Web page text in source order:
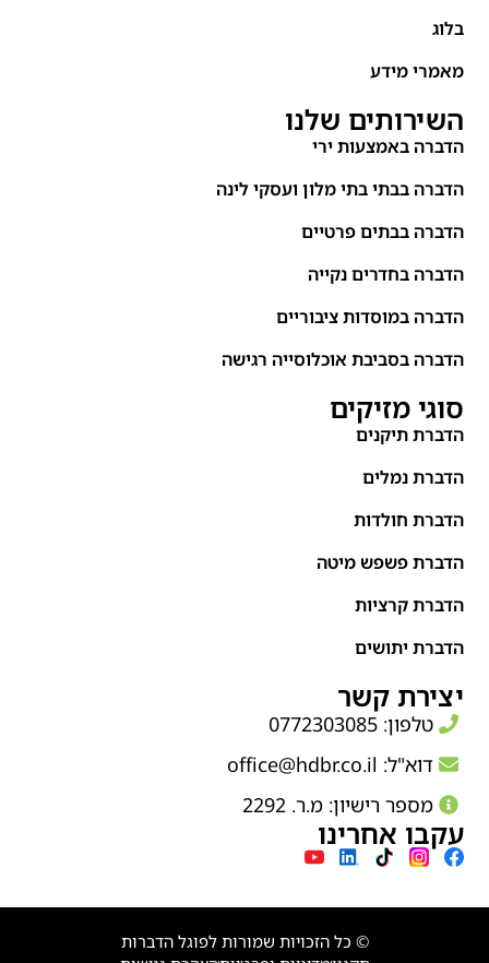
בלוג
מאמרי מידע
השירותים שלנו
הדברה באמצעות ירי
הדברה בבתי בתי מלון ועסקי לינה
הדברה בבתים פרטיים
הדברה בחדרים נקייה
הדברה במוסדות ציבוריים
הדברה בסביבת אוכלוסייה רגישה
סוגי מזיקים
הדברת תיקנים
הדברת נמלים
הדברת חולדות
הדברת פשפש מיטה
הדברת קרציות
הדברת יתושים
יצירת קשר
טלפון: 0772303085
דוא"ל: office@hdbr.co.il
מספר רישיון: מ.ר. 2292
עקבו אחרינו
© כל הזכויות שמורות לפוגל הדברות